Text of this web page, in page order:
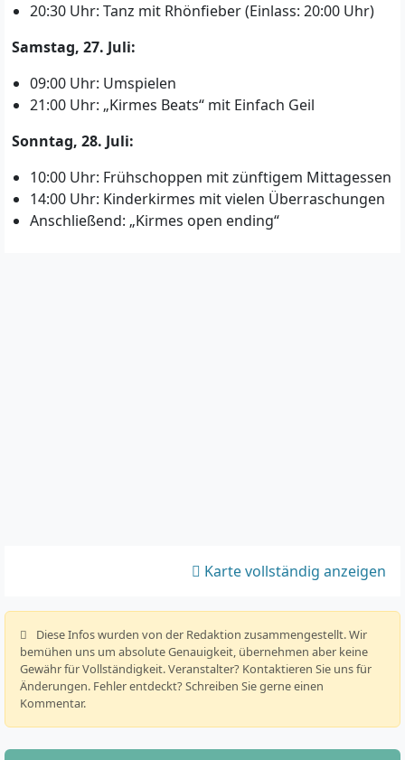
20:30 Uhr: Tanz mit Rhönfieber (Einlass: 20:00 Uhr)
Samstag, 27. Juli:
09:00 Uhr: Umspielen
21:00 Uhr: „Kirmes Beats“ mit Einfach Geil
Sonntag, 28. Juli:
10:00 Uhr: Frühschoppen mit zünftigem Mittagessen
14:00 Uhr: Kinderkirmes mit vielen Überraschungen
Anschließend: „Kirmes open ending“
Karte vollständig anzeigen
️ Diese Infos wurden von der Redaktion zusammengestellt. Wir
bemühen uns um absolute Genauigkeit, übernehmen aber keine
Gewähr für Vollständigkeit. Veranstalter? Kontaktieren Sie uns für
Änderungen. Fehler entdeckt? Schreiben Sie gerne einen
Kommentar.